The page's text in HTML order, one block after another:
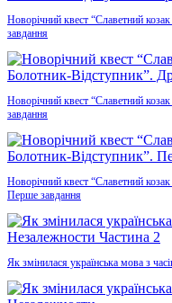
Новорічний квест “Славетний
завдання
Новорічний квест “Славетний
завдання
Новорічний квест “Славетний
Перше завдання
Як змінилася українська мова з